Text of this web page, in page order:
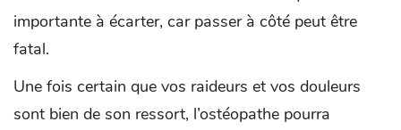
importante à écarter, car passer à côté peut être
fatal.
Une fois certain que vos raideurs et vos douleurs
sont bien de son ressort, l’ostéopathe pourra